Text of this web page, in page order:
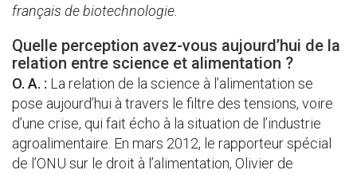
français de biotechnologie.
Quelle perception avez-vous aujourd’hui de la
relation entre science et alimentation ?
O. A. : La relation de la science à l’alimentation se
pose aujourd’hui à travers le filtre des tensions, voire
d’une crise, qui fait écho à la situation de l’industrie
agroalimentaire. En mars 2012, le rapporteur spécial
de l’ONU sur le droit à l’alimentation, Olivier de